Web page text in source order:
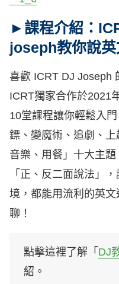
►課程介紹：
joseph教你說英
喜歡 ICRT DJ Joseph
ICRT獨家合作於2021
10堂課程讓你輕鬆入
鏢、變魔術、追劇、上
音樂、用餐」十大主
「正、反二面說法」
境，都能用流利的英
聊！
點擊這裡了解「 DJ
紹。